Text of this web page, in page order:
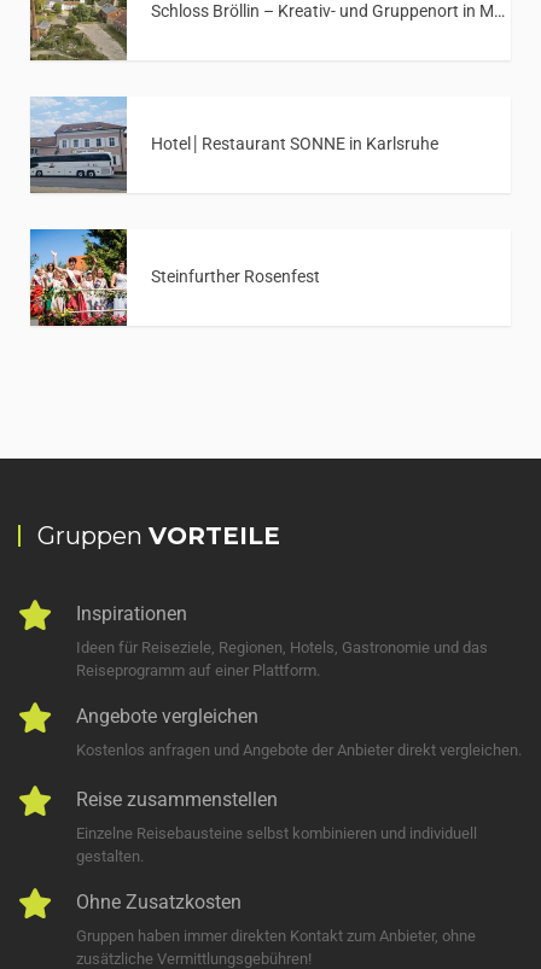
Schloss Bröllin – Kreativ- und Gruppenort in Mecklenburg-Vorpommern
Hotel│Restaurant SONNE in Karlsruhe
Steinfurther Rosenfest
Gruppen VORTEILE
Inspirationen
Ideen für Reiseziele, Regionen, Hotels, Gastronomie und das
Reiseprogramm auf einer Plattform.
Angebote vergleichen
Kostenlos anfragen und Angebote der Anbieter direkt vergleichen.
Reise zusammenstellen
Einzelne Reisebausteine selbst kombinieren und individuell
gestalten.
Ohne Zusatzkosten
Gruppen haben immer direkten Kontakt zum Anbieter, ohne
zusätzliche Vermittlungsgebühren!